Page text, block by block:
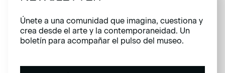
Únete a una comunidad que imagina, cuestiona y
crea desde el arte y la contemporaneidad. Un
boletín para acompañar el pulso del museo.